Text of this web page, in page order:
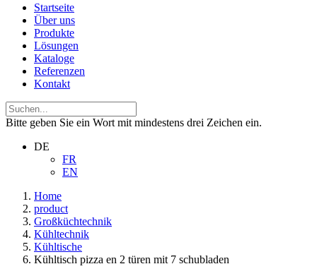
Startseite
Über uns
Produkte
Lösungen
Kataloge
Referenzen
Kontakt
Bitte geben Sie ein Wort mit mindestens drei Zeichen ein.
DE
FR
EN
Home
product
Großküchtechnik
Kühltechnik
Kühltische
Kühltisch pizza en 2 türen mit 7 schubladen